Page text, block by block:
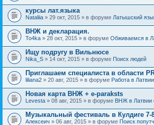
курсы лат.языка
Nataliia » 29 окт, 2015 » в форуме Латышский
ВНЖ и декларация.
To4ka » 28 окт, 2015 » в форуме Обживаемся в
Ищу подругу в Вильнюсе
Nika_S » 14 окт, 2015 » в форуме Поиск людей
Приглашаем специалиста в области
liliana2 » 20 авг, 2015 » в форуме Работа в Латвии
Новая карта ВНЖ + e-paraksts
Levesta » 08 авг, 2015 » в форуме ВНЖ в Латвии
Музыкальный фестиваль в Кулдиге 7-8
Алексеич » 06 авг, 2015 » в форуме Поиск